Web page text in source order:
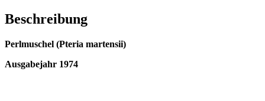
Beschreibung
Perlmuschel (Pteria martensii)
Ausgabejahr 1974